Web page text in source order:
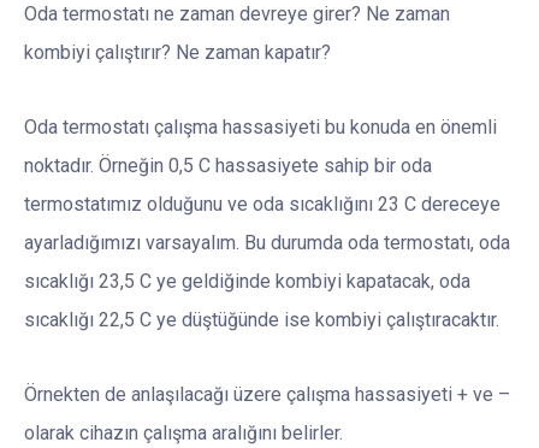
Oda termostatı ne zaman devreye girer? Ne zaman
kombiyi çalıştırır? Ne zaman kapatır?
Oda termostatı çalışma hassasiyeti bu konuda en önemli
noktadır. Örneğin 0,5 C hassasiyete sahip bir oda
termostatımız olduğunu ve oda sıcaklığını 23 C dereceye
ayarladığımızı varsayalım. Bu durumda oda termostatı, oda
sıcaklığı 23,5 C ye geldiğinde kombiyi kapatacak, oda
sıcaklığı 22,5 C ye düştüğünde ise kombiyi çalıştıracaktır.
Örnekten de anlaşılacağı üzere çalışma hassasiyeti + ve –
olarak cihazın çalışma aralığını belirler.